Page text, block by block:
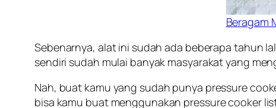
Beragam
Sebenarnya, alat ini sudah ada beberapa tahun
sendiri sudah mulai banyak masyarakat yang
Nah, buat kamu yang sudah punya pressure
bisa kamu buat menggunakan pressure cooker